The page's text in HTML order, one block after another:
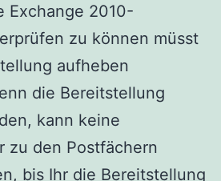
Exchange 2010-
zu können müsst
aufheben
die Bereitstellung
kann keine
zu den Postfächern
bis Ihr die Bereitstellung